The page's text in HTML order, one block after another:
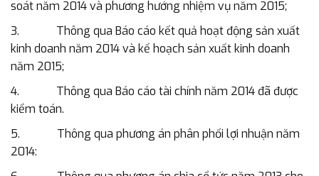
soát năm 2014 và phương hướng nhiệm vụ năm 2015;
3. Thông qua Báo cáo kết quả hoạt động sản xuất
kinh doanh năm 2014 và kế hoạch sản xuất kinh doanh
năm 2015;
4. Thông qua Báo cáo tài chính năm 2014 đã được
kiểm toán.
5. Thông qua phương án phân phối lợi nhuận năm
2014: